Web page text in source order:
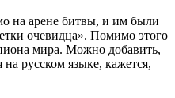
на арене битвы, и им были
очевидца». Помимо этого
мира. Можно добавить,
русском языке, кажется,